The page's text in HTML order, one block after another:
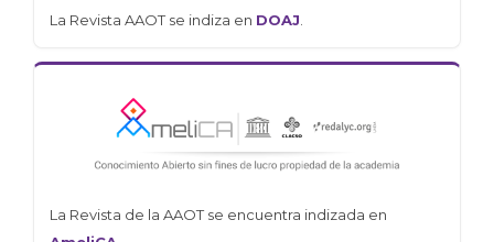
La Revista AAOT se indiza en DOAJ
La Revista de la AAOT se encuentra indizada en